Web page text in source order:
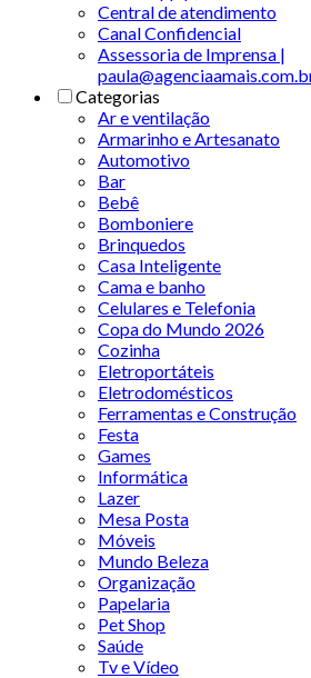
Central de atendimento
Canal Confidencial
Assessoria de Imprensa |
Categorias
Ar e ventilação
Armarinho e Artesanato
Automotivo
Bar
Bebê
Bomboniere
Brinquedos
Casa Inteligente
Cama e banho
Celulares e Telefonia
Copa do Mundo 2026
Cozinha
Eletroportáteis
Eletrodomésticos
Ferramentas e Construção
Festa
Games
Informática
Lazer
Mesa Posta
Móveis
Mundo Beleza
Organização
Papelaria
Pet Shop
Saúde
Tv e Vídeo